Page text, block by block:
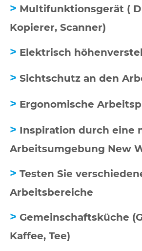
> Multifunktionsgerät (
Kopierer, Scanner)
> Elektrisch
> Sichtschutz an den
> Ergonomische
> Inspiration durch eine
Arbeitsumgebung New
> Testen Sie
Arbeitsbereiche
> Gemeinschaftsküche
Kaffee, Tee)